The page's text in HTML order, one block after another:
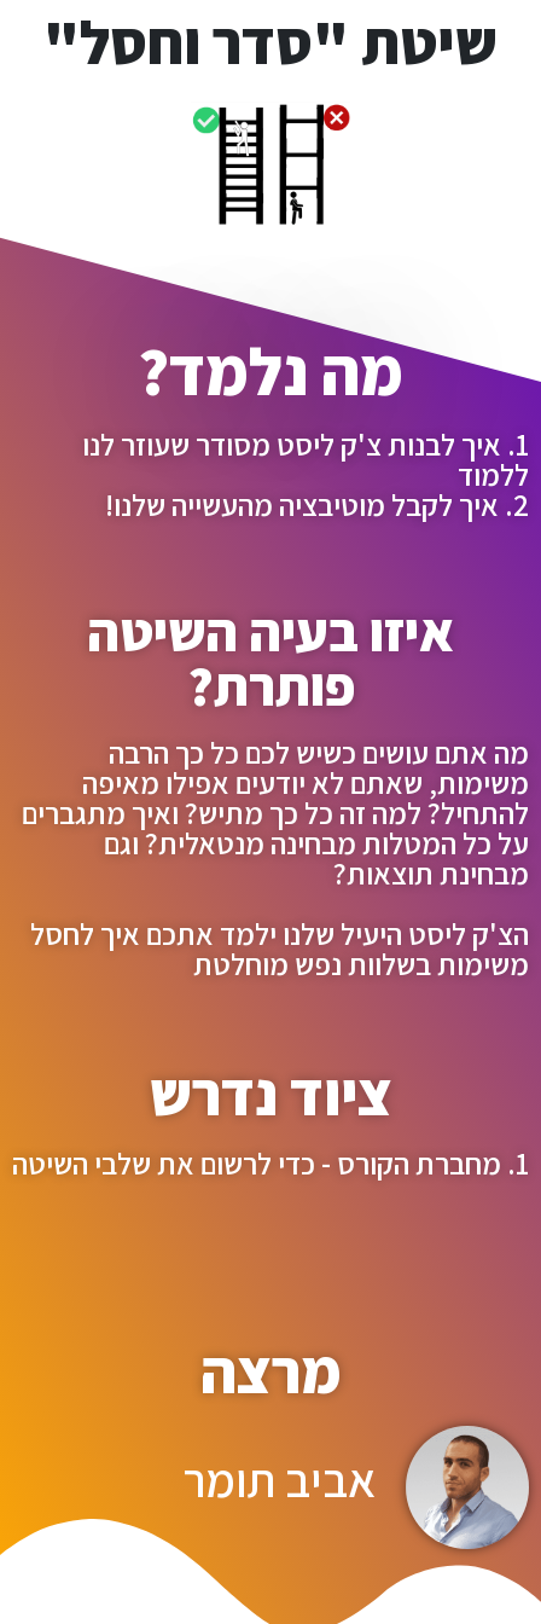
שיטת "סדר וחסל"
מה נלמד?
1. איך לבנות צ'ק ליסט מסודר שעוזר לנו
ללמוד
2. איך לקבל מוטיבציה מהעשייה שלנו!
איזו בעיה השיטה
פותרת?
מה אתם עושים כשיש לכם כל כך הרבה
משימות, שאתם לא יודעים אפילו מאיפה
להתחיל? למה זה כל כך מתיש? ואיך מתגברים
על כל המטלות מבחינה מנטאלית? וגם
מבחינת תוצאות?
הצ'ק ליסט היעיל שלנו ילמד אתכם איך לחסל
משימות בשלוות נפש מוחלטת
ציוד נדרש
1. מחברת הקורס - כדי לרשום את שלבי השיטה
מרצה
אביב תומר